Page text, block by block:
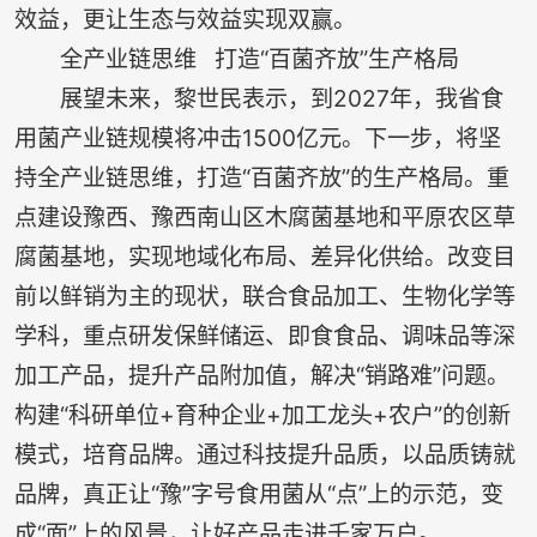
效益，更让生态与效益实现双赢。
全产业链思维 打造“百菌齐放”生产格局
展望未来，黎世民表示，到2027年，我省食
用菌产业链规模将冲击1500亿元。下一步，将坚
持全产业链思维，打造“百菌齐放”的生产格局。重
点建设豫西、豫西南山区木腐菌基地和平原农区草
腐菌基地，实现地域化布局、差异化供给。改变目
前以鲜销为主的现状，联合食品加工、生物化学等
学科，重点研发保鲜储运、即食食品、调味品等深
加工产品，提升产品附加值，解决“销路难”问题。
构建“科研单位+育种企业+加工龙头+农户”的创新
模式，培育品牌。通过科技提升品质，以品质铸就
品牌，真正让“豫”字号食用菌从“点”上的示范，变